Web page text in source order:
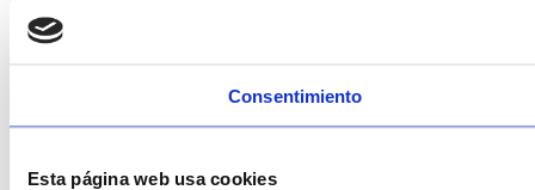
Consentimiento
Esta página web usa cookies